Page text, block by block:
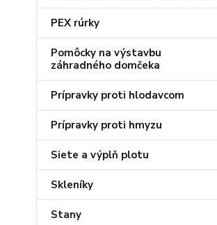
PEX rúrky
Pomôcky na výstavbu
záhradného domčeka
Prípravky proti hlodavcom
Prípravky proti hmyzu
Siete a výplň plotu
Skleníky
Stany